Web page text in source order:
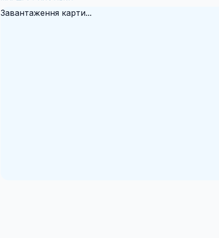
Завантаження карти...